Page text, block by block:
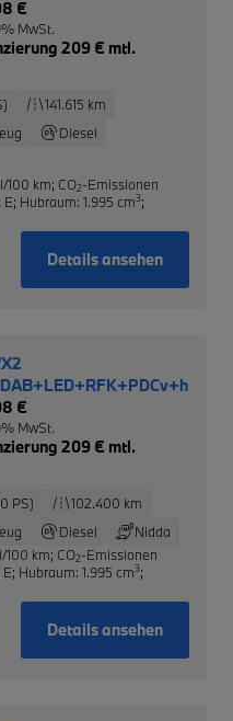
€
MwSt.
209 € mtl.
141.615 km
Diesel
100 km; CO2-Emissionen
E; Hubraum: 1.995 cm3;
Details ansehen
€
MwSt.
209 € mtl.
PS)
102.400 km
Diesel
Nidda
100 km; CO2-Emissionen
; Hubraum: 1.995 cm3;
Details ansehen